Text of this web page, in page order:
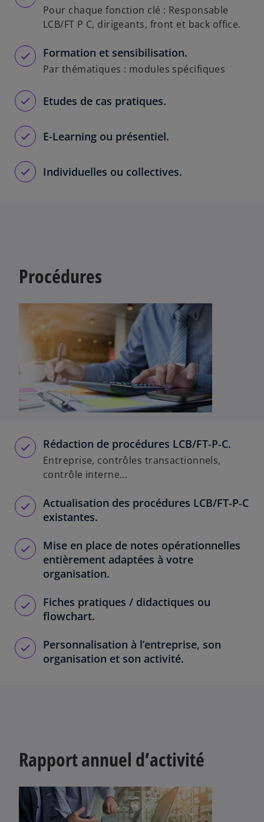
Pour chaque fonction clé : Responsable
LCB/FT P C, dirigeants, front et back office.
Formation et sensibilisation.
Par thématiques : modules spécifiques
Etudes de cas pratiques.
E-Learning ou présentiel.
Individuelles ou collectives.
Procédures
Rédaction de procédures LCB/FT‑P‑C.
Entreprise, contrôles transactionnels,
contrôle interne...
Actualisation des procédures LCB/FT‑P‑C
existantes.
Mise en place de notes opérationnelles
entièrement adaptées à votre
organisation.
Fiches pratiques / didactiques ou
flowchart.
Personnalisation à l’entreprise, son
organisation et son activité.
Rapport annuel d’activité